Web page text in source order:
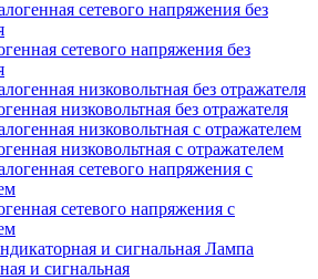
сетевого напряжения без
низковольтная без отражателя
низковольтная с отражателем
сетевого напряжения с
Лампа
и сигнальная